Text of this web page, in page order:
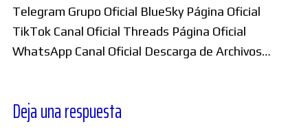
Telegram Grupo Oficial BlueSky Página Oficial
TikTok Canal Oficial Threads Página Oficial
WhatsApp Canal Oficial Descarga de Archivos…
Deja una respuesta